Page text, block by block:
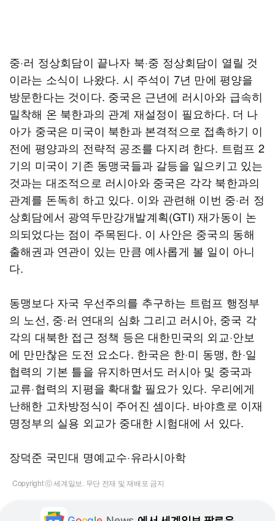
중·러 정상회담이 끝나자 북·중 정상회담이 열릴 것
이라는 소식이 나왔다. 시 주석이 7년 만에 평양을
방문한다는 것이다. 중국은 근년에 러시아와 급속히
밀착해 온 북한과의 관계 재설정이 필요하다. 더 나
아가 중국은 미국이 북한과 본격적으로 접촉하기 이
전에 평양과의 전략적 공조를 다지려 한다. 트럼프 2
기의 미국이 기존 동맹국들과 갈등을 일으키고 있는
것과는 대조적으로 러시아와 중국은 각각 북한과의
관계를 돈독히 하고 있다. 이와 관련해 이번 중·러 정
상회담에서 광역두만강개발계획(GTI) 재가동이 논
의되었다는 점이 주목된다. 이 사안은 중국의 동해
출해권과 연관이 있는 만큼 예사롭게 볼 일이 아니
다.
동맹보다 자국 우선주의를 추구하는 트럼프 행정부
의 노선, 중·러 연대의 심화 그리고 러시아, 중국 각
각의 대북한 접근 정책 등은 대한민국의 외교·안보
에 만만찮은 도전 요소다. 한국은 한·미 동맹, 한·일
협력의 기본 틀을 유지하면서도 러시아 및 중국과
교류·협력의 지평을 확대할 필요가 있다. 우리에게
난해한 고차방정식이 주어진 셈이다. 바야흐로 이재
명정부의 실용 외교가 중대한 시험대에 서 있다.
장덕준 국민대 명예교수·유라시아학
Copyright ⓒ 세계일보. 무단 전재 및 재배포 금지